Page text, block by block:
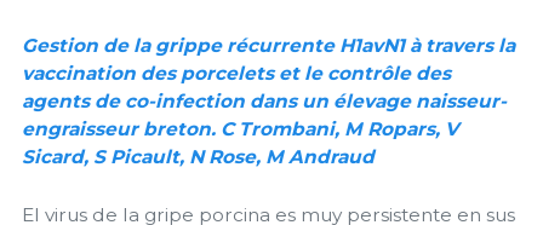
Gestion de la grippe récurrente H1avN1 à travers la
vaccination des porcelets et le contrôle des
agents de co-infection dans un élevage naisseur-
engraisseur breton. C Trombani, M Ropars, V
Sicard, S Picault, N Rose, M Andraud
El virus de la gripe porcina es muy persistente en sus